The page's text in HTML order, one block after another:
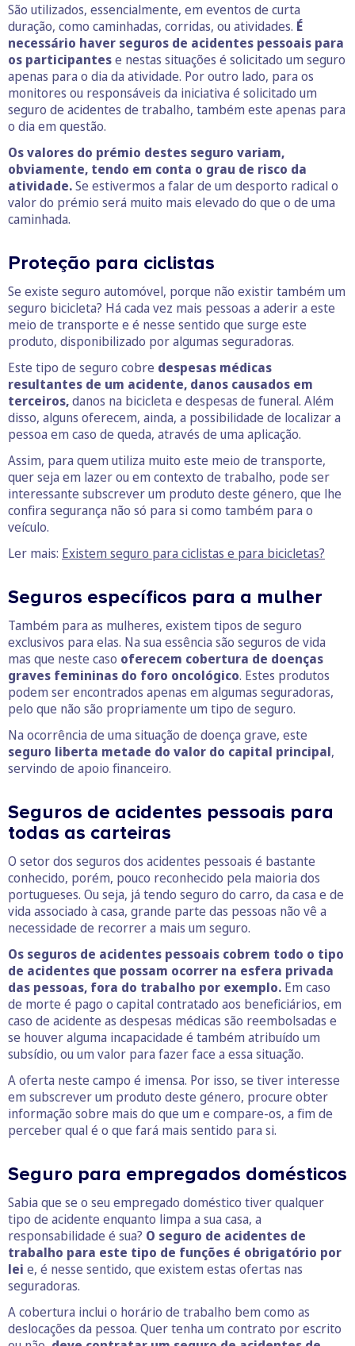
São utilizados, essencialmente, em eventos de curta
duração, como caminhadas, corridas, ou atividades. É
necessário haver seguros de acidentes pessoais para
os participantese nestas situações é solicitado um seguro
apenas para o dia da atividade. Por outro lado, para os
monitores ou responsáveis da iniciativa é solicitado um
seguro de acidentes de trabalho, também este apenas para
o dia em questão.
Os valores do prémio destes seguro variam,
obviamente, tendo em conta o grau de risco da
atividade.Se estivermos a falar de um desporto radical o
valor do prémio será muito mais elevado do que o de uma
caminhada.
Proteção para ciclistas
Se existe seguro automóvel, porque não existir também um
seguro bicicleta? Há cada vez mais pessoas a aderir a este
meio de transporte e é nesse sentido que surge este
produto, disponibilizado por algumas seguradoras.
Este tipo de seguro cobre despesas médicas
resultantes de um acidente, danos causados em
terceiros,danos na bicicleta e despesas de funeral. Além
disso, alguns oferecem, ainda, a possibilidade de localizar a
pessoa em caso de queda, através de uma aplicação.
Assim, para quem utiliza muito este meio de transporte,
quer seja em lazer ou em contexto de trabalho, pode ser
interessante subscrever um produto deste género, que lhe
confira segurança não só para si como também para o
veículo.
Ler mais: Existem seguro para ciclistas e para bicicletas?
Seguros específicos para a mulher
Também para as mulheres, existem tipos de seguro
exclusivos para elas. Na sua essência são seguros de vida
mas que neste caso oferecem cobertura de doenças
graves femininas do foro oncológico. Estes produtos
podem ser encontrados apenas em algumas seguradoras,
pelo que não são propriamente um tipo de seguro.
Na ocorrência de uma situação de doença grave, este
seguro liberta metade do valor do capital principal,
servindo de apoio financeiro.
Seguros de acidentes pessoais para
todas as carteiras
O setor dos seguros dos acidentes pessoais é bastante
conhecido, porém, pouco reconhecido pela maioria dos
portugueses. Ou seja, já tendo seguro do carro, da casa e de
vida associado à casa, grande parte das pessoas não vê a
necessidade de recorrer a mais um seguro.
Os seguros de acidentes pessoais cobrem todo o tipo
de acidentes que possam ocorrer na esfera privada
das pessoas, fora do trabalho por exemplo. Em caso
de morte é pago o capital contratado aos beneficiários, em
caso de acidente as despesas médicas são reembolsadas e
se houver alguma incapacidade é também atribuído um
subsídio, ou um valor para fazer face a essa situação.
A oferta neste campo é imensa. Por isso, se tiver interesse
em subscrever um produto deste género, procure obter
informação sobre mais do que um e compare-os, a fim de
perceber qual é o que fará mais sentido para si.
Seguro para empregados domésticos
Sabia que se o seu empregado doméstico tiver qualquer
tipo de acidente enquanto limpa a sua casa, a
responsabilidade é sua? O seguro de acidentes de
trabalho para este tipo de funções é obrigatório por
lei e, é nesse sentido, que existem estas ofertas nas
seguradoras.
A cobertura inclui o horário de trabalho bem como as
deslocações da pessoa. Quer tenha um contrato por escrito